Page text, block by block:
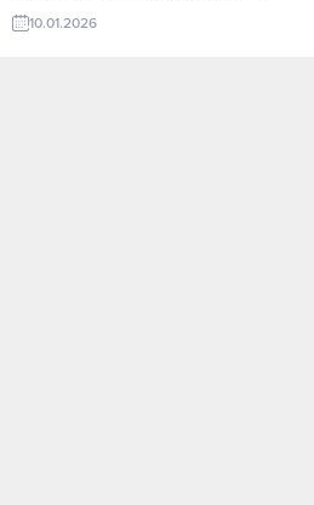
talepleri, sektör bazlı ilanlar ve
hedef ülke odaklı eşleştirmelerle
10.01.2026